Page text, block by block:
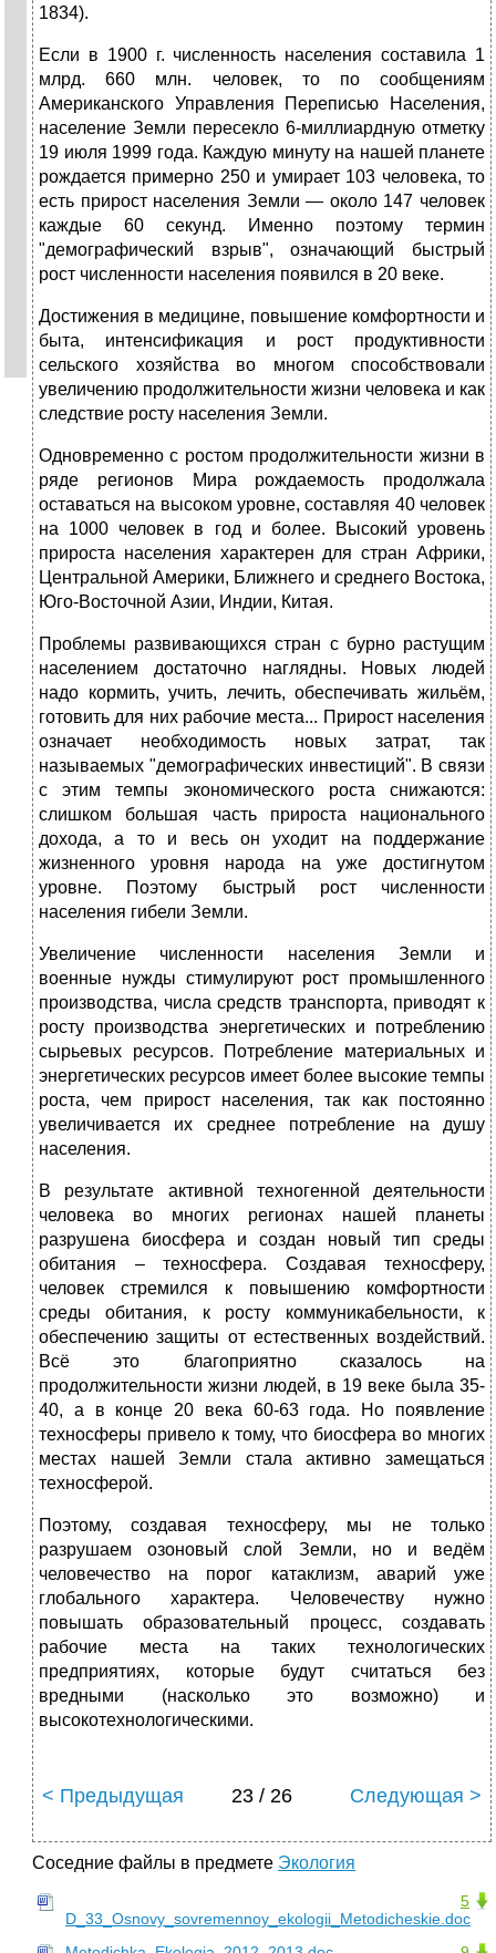
1834).
Если в 1900 г. численность населения составила 1
млрд. 660 млн. человек, то по сообщениям
Американского Управления Переписью Населения,
население Земли пересекло 6-миллиардную отметку
19 июля 1999 года. Каждую минуту на нашей планете
рождается примерно 250 и умирает 103 человека, то
есть прирост населения Земли — около 147 человек
каждые 60 секунд. Именно поэтому термин
"демографический взрыв", означающий быстрый
рост численности населения появился в 20 веке.
Достижения в медицине, повышение комфортности и
быта, интенсификация и рост продуктивности
сельского хозяйства во многом способствовали
увеличению продолжительности жизни человека и как
следствие росту населения Земли.
Одновременно с ростом продолжительности жизни в
ряде регионов Мира рождаемость продолжала
оставаться на высоком уровне, составляя 40 человек
на 1000 человек в год и более. Высокий уровень
прироста населения характерен для стран Африки,
Центральной Америки, Ближнего и среднего Востока,
Юго-Восточной Азии, Индии, Китая.
Проблемы развивающихся стран с бурно растущим
населением достаточно наглядны. Новых людей
надо кормить, учить, лечить, обеспечивать жильём,
готовить для них рабочие места... Прирост населения
означает необходимость новых затрат, так
называемых "демографических инвестиций". В связи
с этим темпы экономического роста снижаются:
слишком большая часть прироста национального
дохода, а то и весь он уходит на поддержание
жизненного уровня народа на уже достигнутом
уровне. Поэтому быстрый рост численности
населения гибели Земли.
Увеличение численности населения Земли и
военные нужды стимулируют рост промышленного
производства, числа средств транспорта, приводят к
росту производства энергетических и потреблению
сырьевых ресурсов. Потребление материальных и
энергетических ресурсов имеет более высокие темпы
роста, чем прирост населения, так как постоянно
увеличивается их среднее потребление на душу
населения.
В результате активной техногенной деятельности
человека во многих регионах нашей планеты
разрушена биосфера и создан новый тип среды
обитания – техносфера. Создавая техносферу,
человек стремился к повышению комфортности
среды обитания, к росту коммуникабельности, к
обеспечению защиты от естественных воздействий.
Всё это благоприятно сказалось на
продолжительности жизни людей, в 19 веке была 35-
40, а в конце 20 века 60-63 года. Но появление
техносферы привело к тому, что биосфера во многих
местах нашей Земли стала активно замещаться
техносферой.
Поэтому, создавая техносферу, мы не только
разрушаем озоновый слой Земли, но и ведём
человечество на порог катаклизм, аварий уже
глобального характера. Человечеству нужно
повышать образовательный процесс, создавать
рабочие места на таких технологических
предприятиях, которые будут считаться без
вредными (насколько это возможно) и
высокотехнологическими.
< Предыдущая 23 / 26 Следующая >
Соседние файлы в предмете Экология
5
D_33_Osnovy_sovremennoy_ekologii_Metodicheskie.doc